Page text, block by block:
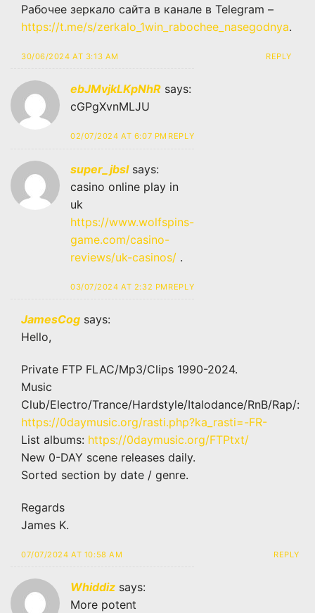
Рабочее зеркало сайта в канале в Telegram –
https://t.me/s/zerkalo_1win_rabochee_nasegodnya.
30/06/2024 AT 3:13 AM REPLY
ebJMvjkLKpNhR says:
cGPgXvnMLJU
02/07/2024 AT 6:07 PM REPLY
super_jbsl says:
casino online play in
uk
https://www.wolfspins-
game.com/casino-
reviews/uk-casinos/ .
03/07/2024 AT 2:32 PM REPLY
JamesCog says:
Hello,
Private FTP FLAC/Mp3/Clips 1990-2024.
Music
Club/Electro/Trance/Hardstyle/Italodance/RnB/Rap/:
https://0daymusic.org/rasti.php?ka_rasti=-FR-
List albums: https://0daymusic.org/FTPtxt/
New 0-DAY scene releases daily.
Sorted section by date / genre.
Regards
James K.
07/07/2024 AT 10:58 AM REPLY
Whiddiz says:
More potent